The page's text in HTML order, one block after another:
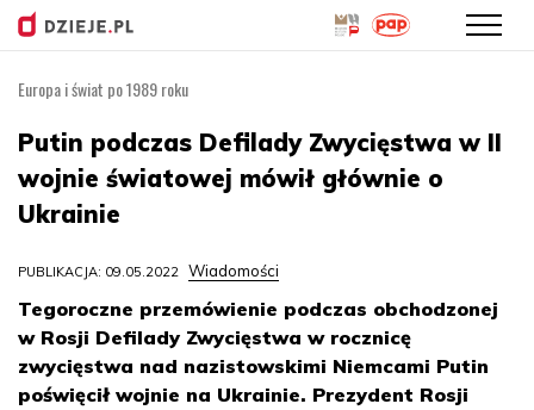
treści
Europa i świat po 1989 roku
Putin podczas Defilady Zwycięstwa w II
wojnie światowej mówił głównie o
Ukrainie
PUBLIKACJA: 09.05.2022 Wiadomości
Tegoroczne przemówienie podczas obchodzonej
w Rosji Defilady Zwycięstwa w rocznicę
zwycięstwa nad nazistowskimi Niemcami Putin
poświęcił wojnie na Ukrainie. Prezydent Rosji